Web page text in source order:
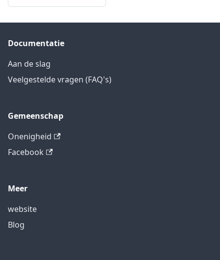
Documentatie
Aan de slag
Veelgestelde vragen (FAQ's)
Gemeenschap
Onenigheid
Facebook
Meer
website
Blog